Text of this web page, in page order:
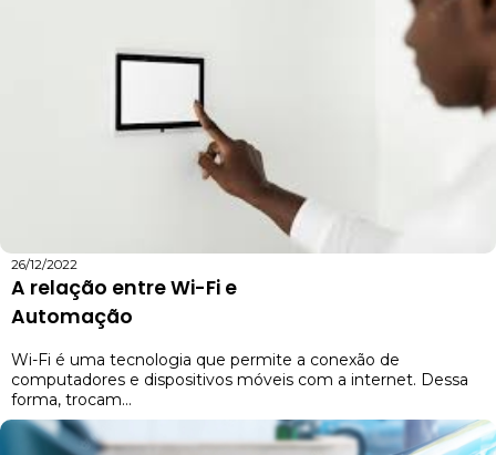
26/12/2022
A relação entre Wi-Fi e
Automação
Wi-Fi é uma tecnologia que permite a conexão de
computadores e dispositivos móveis com a internet. Dessa
forma, trocam...